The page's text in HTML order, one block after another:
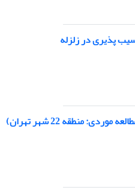
پذیری در زلزله
منطقه 22 شهر تهران)